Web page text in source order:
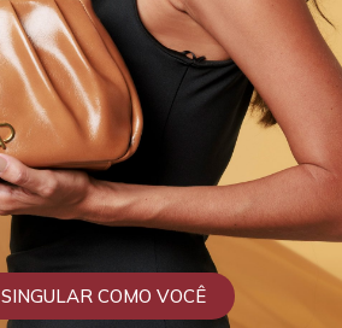
SINGULAR COMO VOCÊ